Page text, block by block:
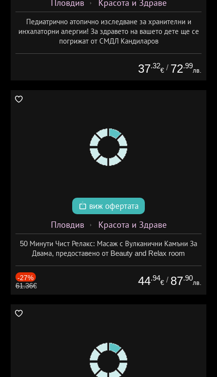
Пловдив Красота и Здраве
Педиатрично атопично изследване за хранителни и
инхалаторни алергии! За здравето на вашето дете ще се
погрижат от СМДЛ Кандиларов
37.32
€ / 72.99
лв.
виж офертата
Пловдив Красота и Здраве
50 Минути Чист Релакс: Масаж с Вулканични Камъни За
Двама, предоставено от Beauty and Relax room
-27%
61.36€ 44.94
€ / 87.90
лв.